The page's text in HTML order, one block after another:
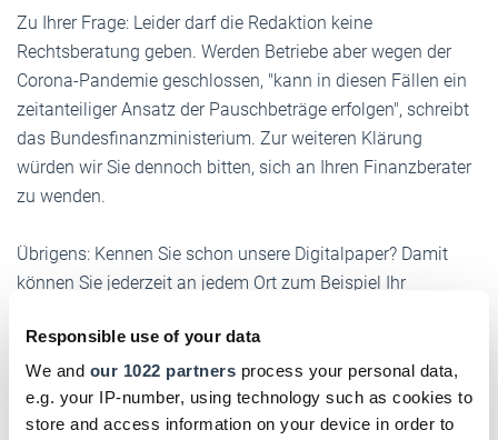
Responsible use of your data
We and our 1022 partners process your personal data,
e.g. your IP-number, using technology such as cookies to
store and access information on your device in order to
Zu Ihrer Frage: Leider darf die Redaktion keine
Rechtsberatung geben. Werden Betriebe aber wegen der
Corona-Pandemie geschlossen, "kann in diesen Fällen ein
zeitanteiliger Ansatz der Pauschbeträge erfolgen", schreibt
das Bundesfinanzministerium. Zur weiteren Klärung
würden wir Sie dennoch bitten, sich an Ihren Finanzberater
zu wenden.
Übrigens: Kennen Sie schon unsere Digitalpaper? Damit
können Sie jederzeit an jedem Ort zum Beispiel Ihr
Sie haben ein mobiles Endgerät und Internetverbindung.
Registrieren Sie sich hier kostenlos:https://www.vh-
kiosk.de/